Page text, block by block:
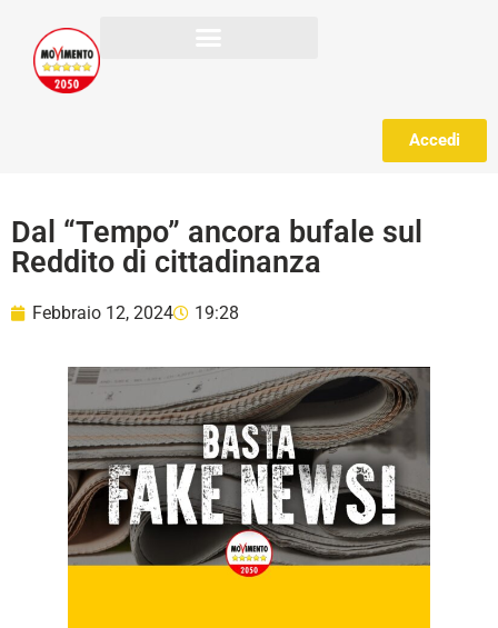
Accedi
Dal “Tempo” ancora bufale sul
Reddito di cittadinanza
Febbraio 12, 2024 19:28